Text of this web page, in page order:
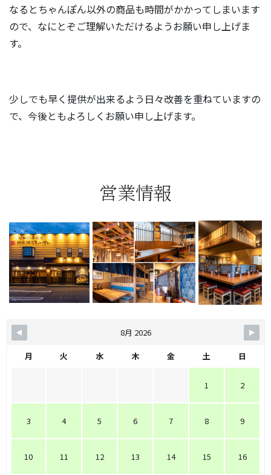
なるとちゃんぽん以外の商品も時間がかかってしまいます
ので、なにとぞご理解いただけるようお願い申し上げま
す。
少しでも早く提供が出来るよう日々改善を重ねていますの
で、今後ともよろしくお願い申し上げます。
営業情報
8月 2026
月 火 水 木 金 土 日
1 2
3 4 5 6 7 8 9
10 11 12 13 14 15 16